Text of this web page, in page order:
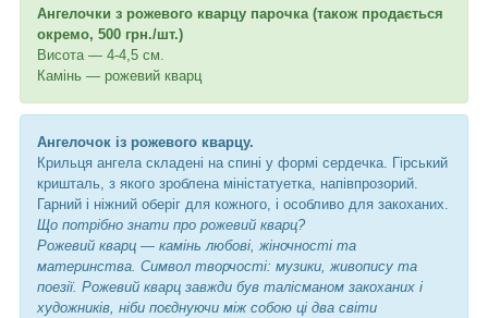
Ангелочки з рожевого кварцу парочка (також продається
окремо, 500 грн./шт.)
Висота — 4-4,5 см.
Камінь — рожевий кварц
Ангелочок із рожевого кварцу.
Крильця ангела складені на спині у формі сердечка. Гірський
кришталь, з якого зроблена міністатуетка, напівпрозорий.
Гарний і ніжний оберіг для кожного, і особливо для закоханих.
Що потрібно знати про рожевий кварц?
Рожевий кварц — камінь любові, жіночності та
материнства. Символ творчості: музики, живопису та
поезії. Рожевий кварц завжди був талісманом закоханих і
художників, ніби поєднуючи між собою ці два світи